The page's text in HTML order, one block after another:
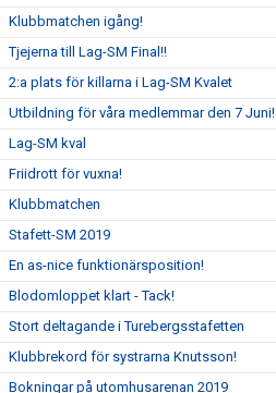
Klubbmatchen igång!
Tjejerna till Lag-SM Final!!
2:a plats för killarna i Lag-SM Kvalet
Utbildning för våra medlemmar den 7 Juni!
Lag-SM kval
Friidrott för vuxna!
Klubbmatchen
Stafett-SM 2019
En as-nice funktionärsposition!
Blodomloppet klart - Tack!
Stort deltagande i Turebergsstafetten
Klubbrekord för systrarna Knutsson!
Bokningar på utomhusarenan 2019